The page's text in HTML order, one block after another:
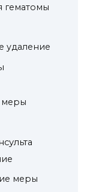
гематомы
удаление
меры
меры